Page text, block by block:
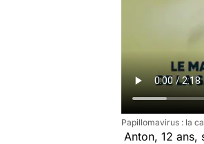
Papillomavirus : la
Anton, 12 ans,